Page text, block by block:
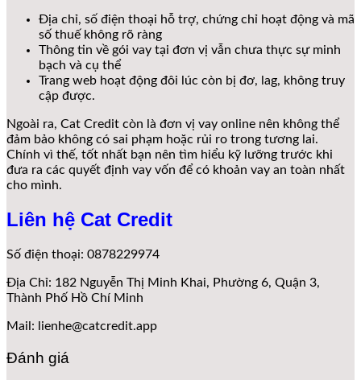
Địa chỉ, số điện thoại hỗ trợ, chứng chỉ hoạt động và mã
số thuế không rõ ràng
Thông tin về gói vay tại đơn vị vẫn chưa thực sự minh
bạch và cụ thể
Trang web hoạt động đôi lúc còn bị đơ, lag, không truy
cập được.
Ngoài ra, Cat Credit còn là đơn vị vay online nên không thể
đảm bảo không có sai phạm hoặc rủi ro trong tương lai.
Chính vì thế, tốt nhất bạn nên tìm hiểu kỹ lưỡng trước khi
đưa ra các quyết định vay vốn để có khoản vay an toàn nhất
cho mình.
Liên hệ Cat Credit
Số điện thoại: 0878229974
Địa Chỉ: 182 Nguyễn Thị Minh Khai, Phường 6, Quận 3,
Thành Phố Hồ Chí Minh
Mail: lienhe@catcredit.app
Đánh giá